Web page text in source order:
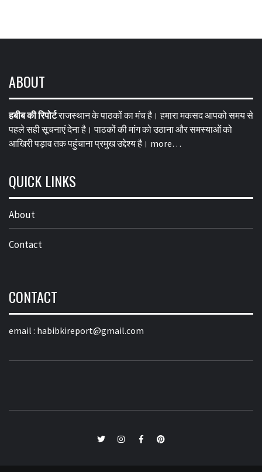
ABOUT
हबीब की रिपोर्टराजस्थान के पाठकों का मंच है। हमारा मकसद आपको समय से
पहले सही सूचनाएं देना है। पाठकों की मांग को उठाना और समस्याओं को
आखिरी पड़ाव तक पहुंचाना प्रमुख उद्देश्य है। more…
QUICK LINKS
About
Contact
CONTACT
email : habibkireport@gmail.com
twitterInstagramFacebookPinterest